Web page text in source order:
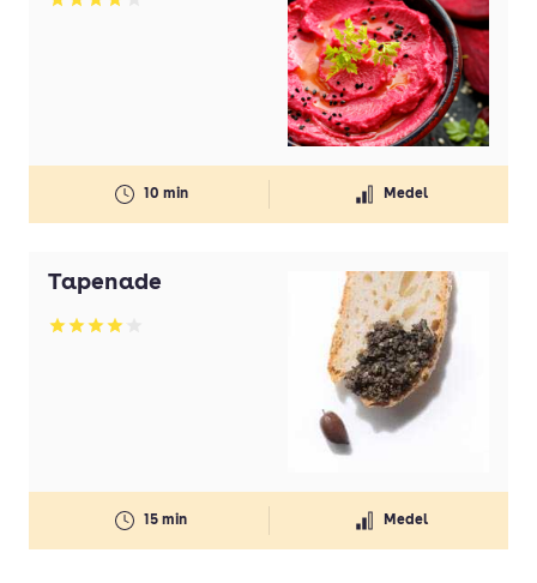
Betyg: 4 av 5
10 min Medel
Tapenade
Betyg: 4.06 av 5
15 min Medel